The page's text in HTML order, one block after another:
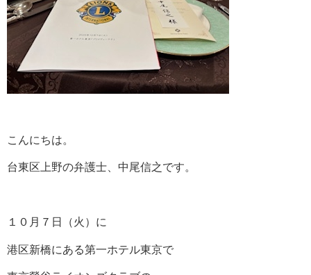
こんにちは。
台東区上野の弁護士、中尾信之です。
１０月７日（火）に
港区新橋にある第一ホテル東京で